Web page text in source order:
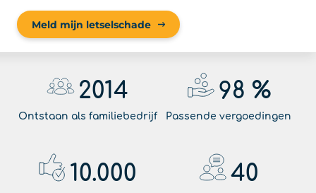
Meld mijn letselschade
2014
Ontstaan als familiebedrijf
98 %
Passende vergoedingen
10.000 40